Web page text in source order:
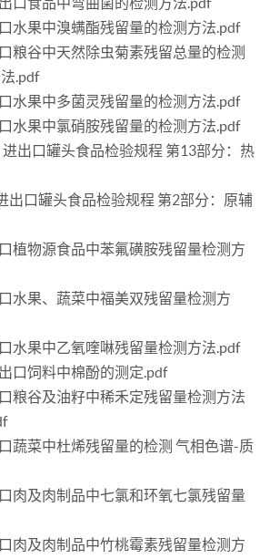
水果中溴螨酯残留量的检测方法.pdf
粮谷中天然除虫菊素残留总量的检测
.pdf
水果中多菌灵残留量的检测方法.pdf
水果中氯硝胺残留量的检测方法.pdf
进出口罐头食品检验规程 第13部分：热
出口罐头食品检验规程 第2部分：原辅
植物源食品中苯氟磺胺残留量检测方
水果、蔬菜中福美双残留量检测方
水果中乙氧喹啉残留量检测方法.pdf
口饲料中棉酚的测定.pdf
粮谷及油籽中稀禾定残留量检测方法
蔬菜中杜烯残留量的检测 气相色谱-质
肉及肉制品中七氯和环氧七氯残留量
肉及肉制品中竹桃霉素残留量检测方